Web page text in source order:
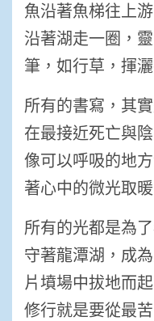
魚沿著魚梯往上
沿著湖走一圈，
筆，如行草，揮
所有的書寫，其
在最接近死亡與
像可以呼吸的地
著心中的微光取暖
所有的光都是為
守著龍潭湖，成
片墳場中拔地而
修行就是要從最